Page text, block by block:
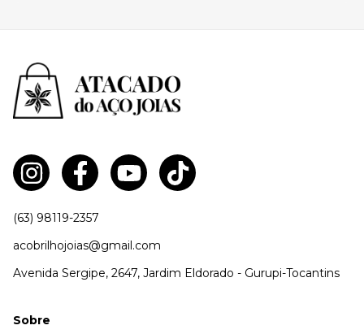
(63) 98119-2357
acobrilhojoias@gmail.com
Avenida Sergipe, 2647, Jardim Eldorado - Gurupi-Tocantins
Sobre